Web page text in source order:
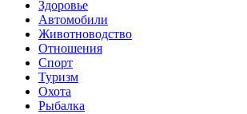
Здоровье
Автомобили
Животноводство
Отношения
Спорт
Туризм
Охота
Рыбалка